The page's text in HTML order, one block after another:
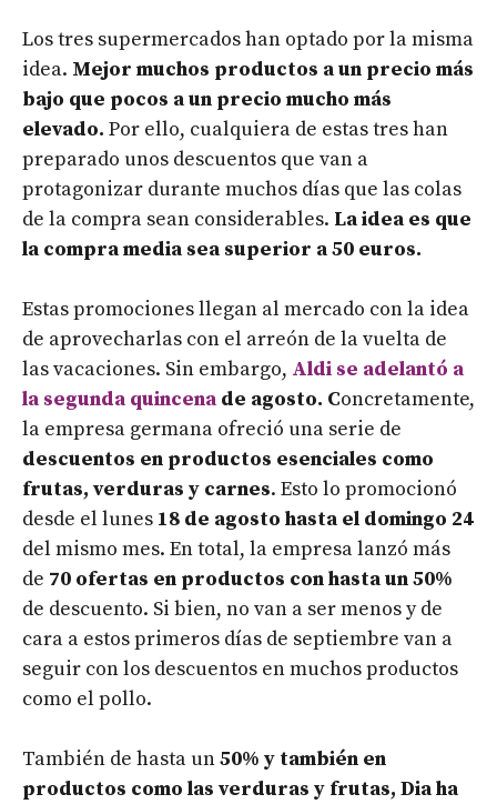
Los tres supermercados han optado por la misma
idea. Mejor muchos productos a un precio más
bajo que pocos a un precio mucho más
elevado. Por ello, cualquiera de estas tres han
preparado unos descuentos que van a
protagonizar durante muchos días que las colas
de la compra sean considerables. La idea es que
la compra media sea superior a 50 euros.
Estas promociones llegan al mercado con la idea
de aprovecharlas con el arreón de la vuelta de
las vacaciones. Sin embargo, Aldi se adelantó a
la segunda quincena de agosto. Concretamente,
la empresa germana ofreció una serie de
descuentos en productos esenciales como
frutas, verduras y carnes. Esto lo promocionó
desde el lunes 18 de agosto hasta el domingo 24
del mismo mes. En total, la empresa lanzó más
de 70 ofertas en productos con hasta un 50%
de descuento. Si bien, no van a ser menos y de
cara a estos primeros días de septiembre van a
seguir con los descuentos en muchos productos
como el pollo.
También de hasta un50% y también en
productos como las verduras y frutas, Dia ha